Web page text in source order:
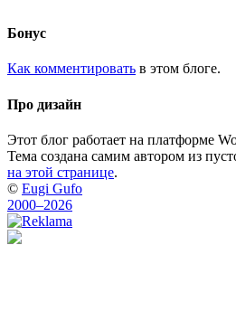
Бонус
Как комментировать в этом блоге.
Про дизайн
Этот блог работает на платформе
Тема создана самим автором из
на этой странице.
© Eugi Gufo
2000–2026